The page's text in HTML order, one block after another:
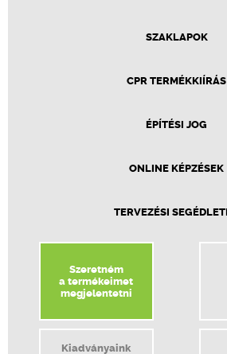
SZAKLAPOK
CPR TERMÉKKIÍRÁS
ÉPÍTÉSI JOG
ONLINE KÉPZÉSEK
TERVEZÉSI
Szeretném
a termékeimet
megjelentetni
Kiadványaink